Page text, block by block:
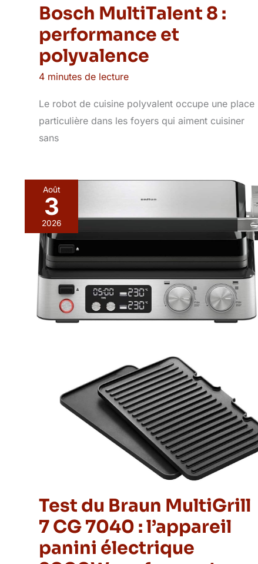
Bosch MultiTalent 8 :
performance et
polyvalence
4 minutes de lecture
Le robot de cuisine polyvalent occupe une place
particulière dans les foyers qui aiment cuisiner
sans
Août
3
2026
Test du Braun MultiGrill
7 CG 7040 : l’appareil
panini électrique